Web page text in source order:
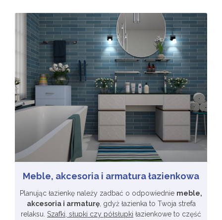
Meble, akcesoria i armatura łazienkowa
Planując łazienkę należy zadbać o odpowiednie meble,
akcesoria i armaturę, gdyż łazienka to Twoja strefa
relaksu. Szafki, słupki czy półsłupki łazienkowe to część